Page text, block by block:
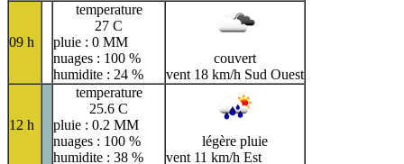
09 h
temperature
27 C
pluie : 0 MM
nuages : 100 %
humidite : 24 %
couvert
vent 18 km/h Sud Ouest
12 h
temperature
25.6 C
pluie : 0.2 MM
nuages : 100 %
humidite : 38 %
légère pluie
vent 11 km/h Est